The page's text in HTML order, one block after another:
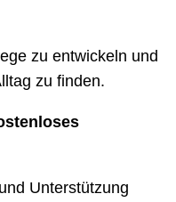
zu entwickeln und
zu finden.
Unterstützung